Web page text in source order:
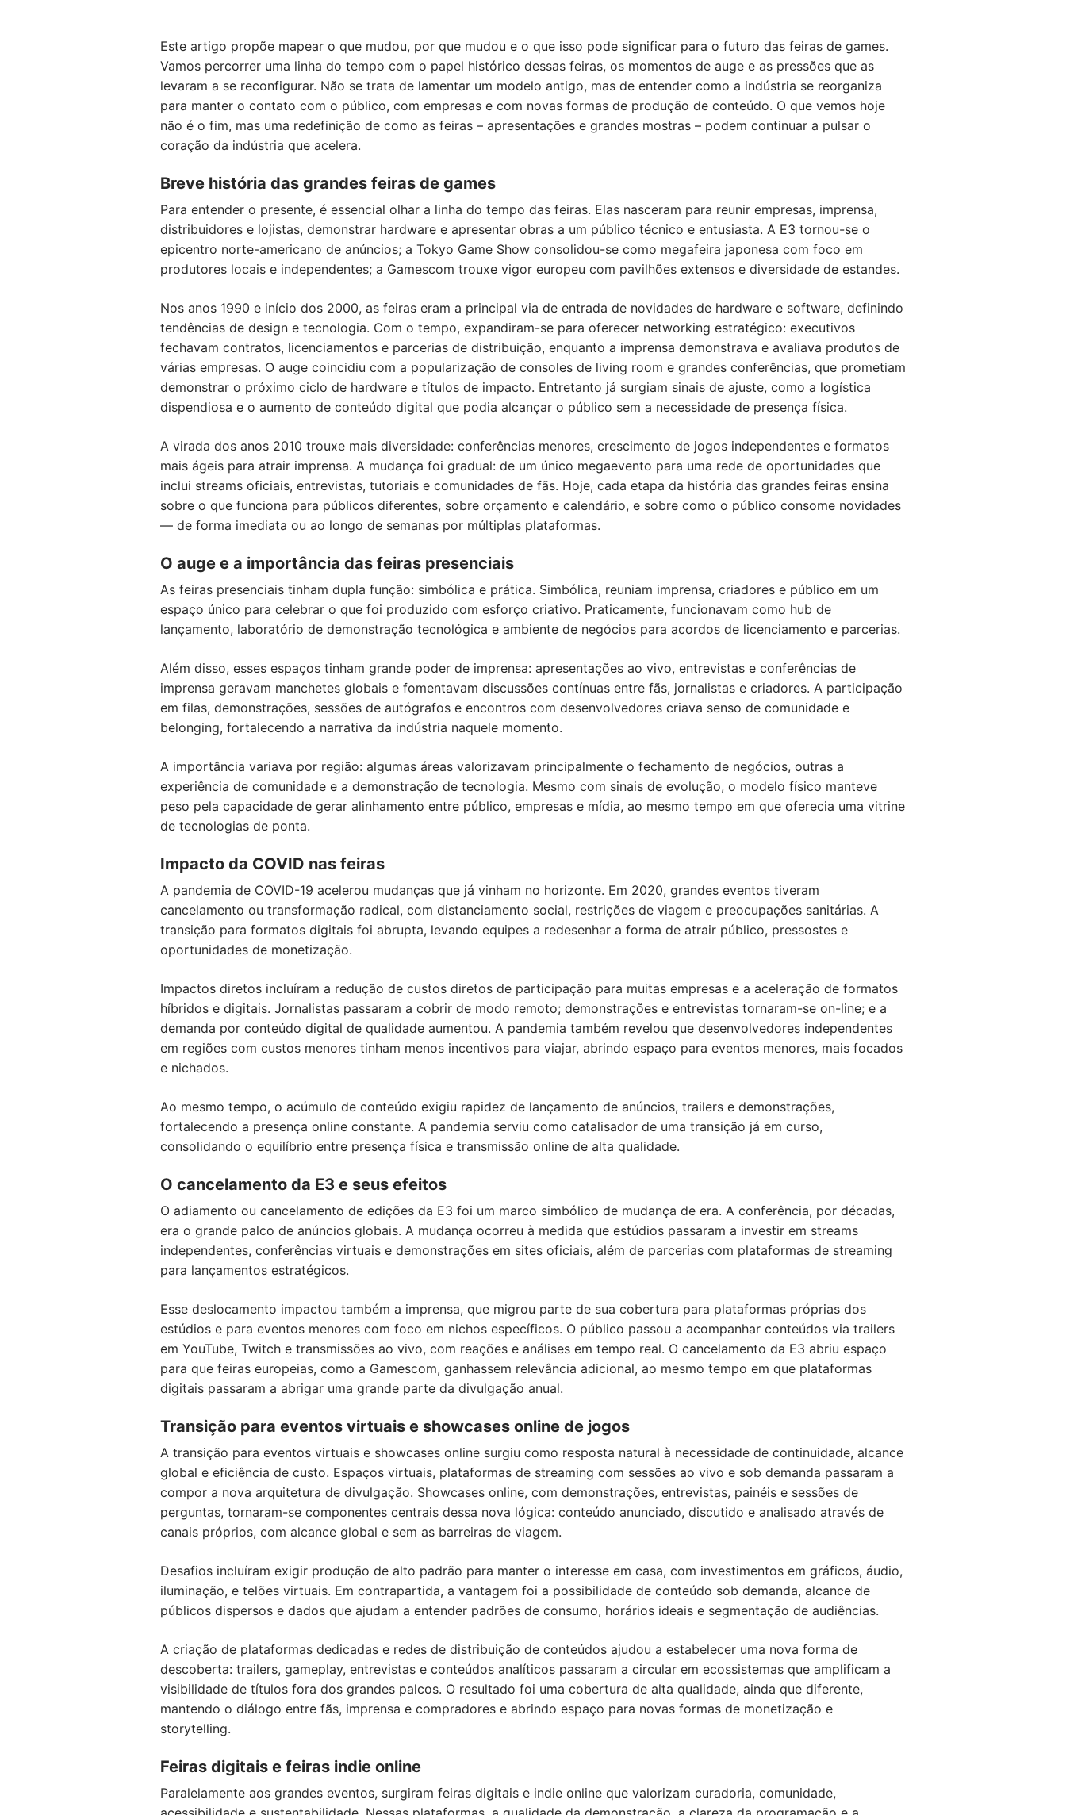
Este artigo propõe mapear o que mudou, por que mudou e o que isso pode significar para o futuro das feiras de games.
Vamos percorrer uma linha do tempo com o papel histórico dessas feiras, os momentos de auge e as pressões que as
levaram a se reconfigurar. Não se trata de lamentar um modelo antigo, mas de entender como a indústria se reorganiza
para manter o contato com o público, com empresas e com novas formas de produção de conteúdo. O que vemos hoje
não é o fim, mas uma redefinição de como as feiras – apresentações e grandes mostras – podem continuar a pulsar o
coração da indústria que acelera.
Breve história das grandes feiras de games
Para entender o presente, é essencial olhar a linha do tempo das feiras. Elas nasceram para reunir empresas, imprensa,
distribuidores e lojistas, demonstrar hardware e apresentar obras a um público técnico e entusiasta. A E3 tornou-se o
epicentro norte-americano de anúncios; a Tokyo Game Show consolidou-se como megafeira japonesa com foco em
produtores locais e independentes; a Gamescom trouxe vigor europeu com pavilhões extensos e diversidade de estandes.
Nos anos 1990 e início dos 2000, as feiras eram a principal via de entrada de novidades de hardware e software, definindo
tendências de design e tecnologia. Com o tempo, expandiram-se para oferecer networking estratégico: executivos
fechavam contratos, licenciamentos e parcerias de distribuição, enquanto a imprensa demonstrava e avaliava produtos de
várias empresas. O auge coincidiu com a popularização de consoles de living room e grandes conferências, que prometiam
demonstrar o próximo ciclo de hardware e títulos de impacto. Entretanto já surgiam sinais de ajuste, como a logística
dispendiosa e o aumento de conteúdo digital que podia alcançar o público sem a necessidade de presença física.
A virada dos anos 2010 trouxe mais diversidade: conferências menores, crescimento de jogos independentes e formatos
mais ágeis para atrair imprensa. A mudança foi gradual: de um único megaevento para uma rede de oportunidades que
inclui streams oficiais, entrevistas, tutoriais e comunidades de fãs. Hoje, cada etapa da história das grandes feiras ensina
sobre o que funciona para públicos diferentes, sobre orçamento e calendário, e sobre como o público consome novidades
— de forma imediata ou ao longo de semanas por múltiplas plataformas.
O auge e a importância das feiras presenciais
As feiras presenciais tinham dupla função: simbólica e prática. Simbólica, reuniam imprensa, criadores e público em um
espaço único para celebrar o que foi produzido com esforço criativo. Praticamente, funcionavam como hub de
lançamento, laboratório de demonstração tecnológica e ambiente de negócios para acordos de licenciamento e parcerias.
Além disso, esses espaços tinham grande poder de imprensa: apresentações ao vivo, entrevistas e conferências de
imprensa geravam manchetes globais e fomentavam discussões contínuas entre fãs, jornalistas e criadores. A participação
em filas, demonstrações, sessões de autógrafos e encontros com desenvolvedores criava senso de comunidade e
belonging, fortalecendo a narrativa da indústria naquele momento.
A importância variava por região: algumas áreas valorizavam principalmente o fechamento de negócios, outras a
experiência de comunidade e a demonstração de tecnologia. Mesmo com sinais de evolução, o modelo físico manteve
peso pela capacidade de gerar alinhamento entre público, empresas e mídia, ao mesmo tempo em que oferecia uma vitrine
de tecnologias de ponta.
Impacto da COVID nas feiras
A pandemia de COVID-19 acelerou mudanças que já vinham no horizonte. Em 2020, grandes eventos tiveram
cancelamento ou transformação radical, com distanciamento social, restrições de viagem e preocupações sanitárias. A
transição para formatos digitais foi abrupta, levando equipes a redesenhar a forma de atrair público, pressostes e
oportunidades de monetização.
Impactos diretos incluíram a redução de custos diretos de participação para muitas empresas e a aceleração de formatos
híbridos e digitais. Jornalistas passaram a cobrir de modo remoto; demonstrações e entrevistas tornaram-se on-line; e a
demanda por conteúdo digital de qualidade aumentou. A pandemia também revelou que desenvolvedores independentes
em regiões com custos menores tinham menos incentivos para viajar, abrindo espaço para eventos menores, mais focados
e nichados.
Ao mesmo tempo, o acúmulo de conteúdo exigiu rapidez de lançamento de anúncios, trailers e demonstrações,
fortalecendo a presença online constante. A pandemia serviu como catalisador de uma transição já em curso,
consolidando o equilíbrio entre presença física e transmissão online de alta qualidade.
O cancelamento da E3 e seus efeitos
O adiamento ou cancelamento de edições da E3 foi um marco simbólico de mudança de era. A conferência, por décadas,
era o grande palco de anúncios globais. A mudança ocorreu à medida que estúdios passaram a investir em streams
independentes, conferências virtuais e demonstrações em sites oficiais, além de parcerias com plataformas de streaming
para lançamentos estratégicos.
Esse deslocamento impactou também a imprensa, que migrou parte de sua cobertura para plataformas próprias dos
estúdios e para eventos menores com foco em nichos específicos. O público passou a acompanhar conteúdos via trailers
em YouTube, Twitch e transmissões ao vivo, com reações e análises em tempo real. O cancelamento da E3 abriu espaço
para que feiras europeias, como a Gamescom, ganhassem relevância adicional, ao mesmo tempo em que plataformas
digitais passaram a abrigar uma grande parte da divulgação anual.
Transição para eventos virtuais e showcases online de jogos
A transição para eventos virtuais e showcases online surgiu como resposta natural à necessidade de continuidade, alcance
global e eficiência de custo. Espaços virtuais, plataformas de streaming com sessões ao vivo e sob demanda passaram a
compor a nova arquitetura de divulgação. Showcases online, com demonstrações, entrevistas, painéis e sessões de
perguntas, tornaram-se componentes centrais dessa nova lógica: conteúdo anunciado, discutido e analisado através de
canais próprios, com alcance global e sem as barreiras de viagem.
Desafios incluíram exigir produção de alto padrão para manter o interesse em casa, com investimentos em gráficos, áudio,
iluminação, e telões virtuais. Em contrapartida, a vantagem foi a possibilidade de conteúdo sob demanda, alcance de
públicos dispersos e dados que ajudam a entender padrões de consumo, horários ideais e segmentação de audiências.
A criação de plataformas dedicadas e redes de distribuição de conteúdos ajudou a estabelecer uma nova forma de
descoberta: trailers, gameplay, entrevistas e conteúdos analíticos passaram a circular em ecossistemas que amplificam a
visibilidade de títulos fora dos grandes palcos. O resultado foi uma cobertura de alta qualidade, ainda que diferente,
mantendo o diálogo entre fãs, imprensa e compradores e abrindo espaço para novas formas de monetização e
storytelling.
Feiras digitais e feiras indie online
Paralelamente aos grandes eventos, surgiram feiras digitais e indie online que valorizam curadoria, comunidade,